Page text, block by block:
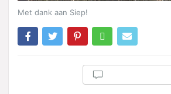
Met dank aan Siep!